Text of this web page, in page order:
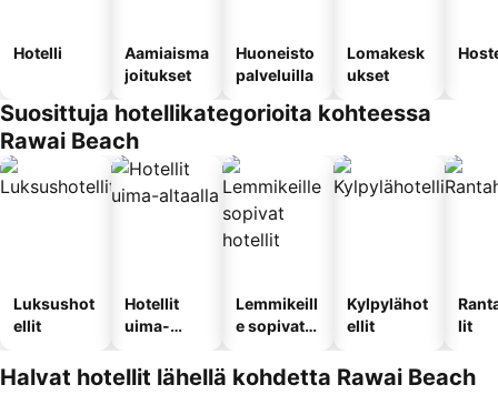
Hotelli
Aamiaisma
joitukset
Huoneisto
palveluilla
Lomakesk
ukset
Suosittuja hotellikategorioita kohteessa
Rawai Beach
Luksushot
ellit
Hotellit
uima-
Lemmikeill
e sopivat
Kylpylähot
ellit
lit
Halvat hotellit lähellä kohdetta Rawai Beach